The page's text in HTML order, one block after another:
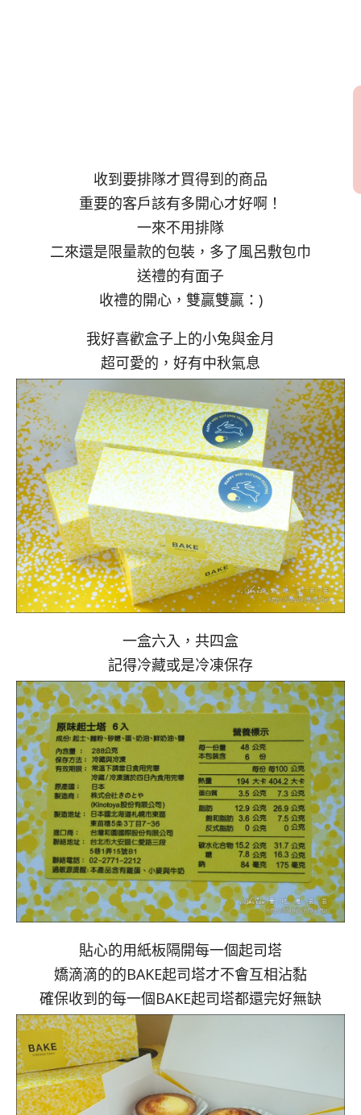
收到要排隊才買得到的商品
重要的客戶該有多開心才好啊！
一來不用排隊
二來還是限量款的包裝，多了風呂敷包巾
送禮的有面子
收禮的開心，雙贏雙贏：)
我好喜歡盒子上的小兔與金月
超可愛的，好有中秋氣息
一盒六入，共四盒
記得冷藏或是冷凍保存
貼心的用紙板隔開每一個起司塔
嬌滴滴的的BAKE起司塔才不會互相沾黏
確保收到的每一個BAKE起司塔都還完好無缺